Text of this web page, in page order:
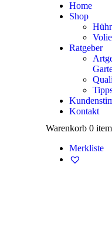
Home
Shop
Ratgeber
Kontakt
Warenkorb 0
Merkliste